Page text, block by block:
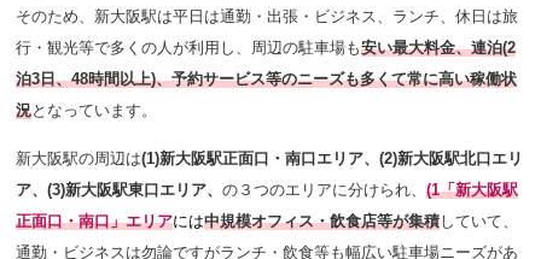
そのため、新大阪駅は平日は通勤・出張・ビジネス、ランチ、休日は旅
行・観光等で多くの人が利用し、周辺の駐車場も安い最大料金、連泊(2
泊3日、48時間以上)、予約サービス等のニーズも多くて常に高い稼働状
況となっています。
新大阪駅の周辺は(1)新大阪駅正面口・南口エリア、(2)新大阪駅北口エリ
ア、(3)新大阪駅東口エリア、の３つのエリアに分けられ、(1「新大阪駅
正面口・南口」エリアには中規模オフィス・飲食店等が集積していて、
通勤・ビジネスは勿論ですがランチ・飲食等も幅広い駐車場ニーズがあ